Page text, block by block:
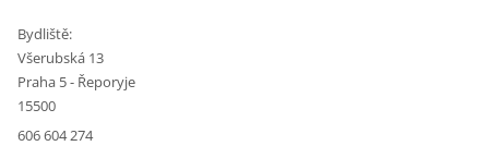
Bydliště:
Všerubská 13
Praha 5 - Řeporyje
15500
606 604 274